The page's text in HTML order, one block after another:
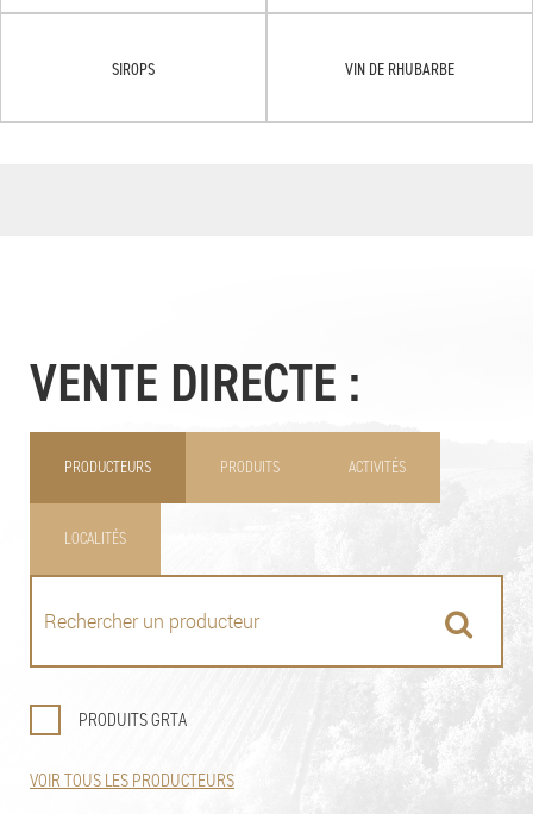
SIROPS VIN DE RHUBARBE
VENTE DIRECTE :
PRODUCTEURS PRODUITS ACTIVITÉS
LOCALITÉS
PRODUITS GRTA
VOIR TOUS LES PRODUCTEURS